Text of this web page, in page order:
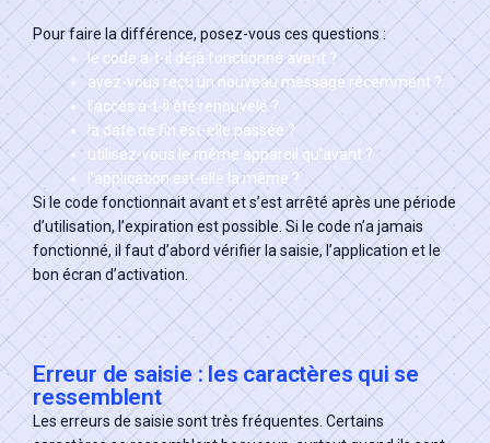
Pour faire la différence, posez-vous ces questions :
le code a-t-il déjà fonctionné avant ?
avez-vous reçu un nouveau message récemment ?
l’accès a-t-il été renouvelé ?
la date de fin est-elle passée ?
utilisez-vous le même appareil qu’avant ?
l’application est-elle la même ?
Si le code fonctionnait avant et s’est arrêté après une période
d’utilisation, l’expiration est possible. Si le code n’a jamais
fonctionné, il faut d’abord vérifier la saisie, l’application et le
bon écran d’activation.
Erreur de saisie : les caractères qui se
ressemblent
Les erreurs de saisie sont très fréquentes. Certains